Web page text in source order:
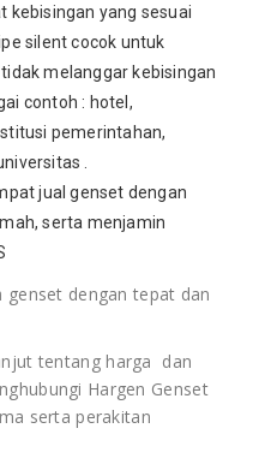
kebisingan yang sesuai
silent cocok untuk
melanggar kebisingan
contoh : hotel,
pemerintahan,
.
jual genset dengan
serta menjamin
dengan tepat dan
tentang harga dan
Hargen Genset
serta perakitan